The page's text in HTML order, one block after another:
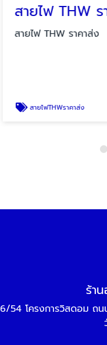
สายไฟ THW ร
สายไฟ THW ราคาส่ง
สายไฟTHWราคาส่ง
ร้า
54 โครงการวิสดอม ถน